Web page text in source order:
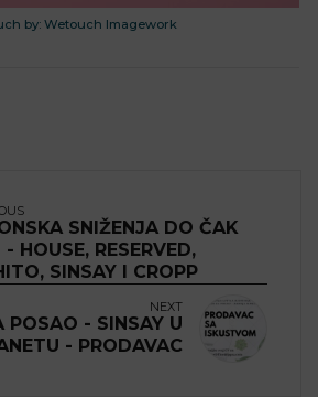
by: Wetouch Imagework
SNIŽENJA DO ČAK
HOUSE, RESERVED,
SINSAY I CROPP
NEXT
POSAO - SINSAY U
- PRODAVAC